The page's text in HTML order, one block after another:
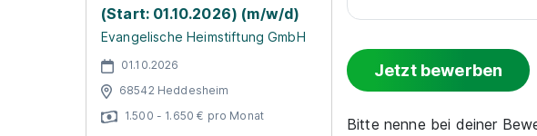
(Start: 01.10.2026) (m/w/d)
Evangelische Heimstiftung GmbH
01.10.2026
68542 Heddesheim
1.500 - 1.650 € pro Monat
Jetzt bewerben
Bitte nenne bei deiner